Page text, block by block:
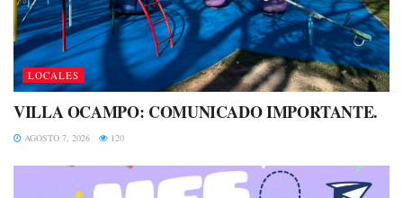
LOCALES
VILLA OCAMPO: COMUNICADO IMPORTANTE.
AGOSTO 7, 2026 120